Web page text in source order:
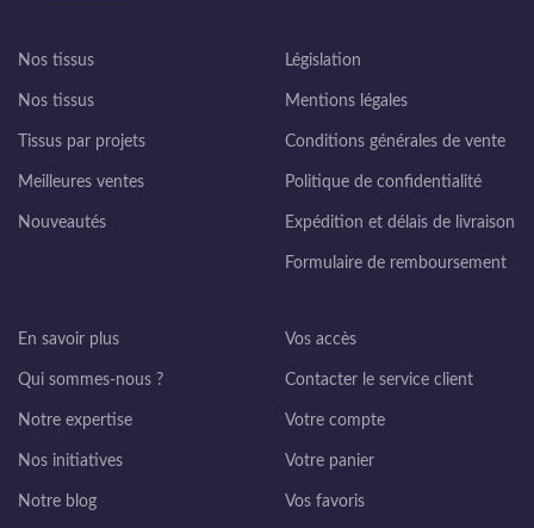
Nos tissus
Nos tissus
Tissus par projets
Meilleures ventes
Nouveautés
Législation
Mentions légales
Conditions générales de vente
Politique de confidentialité
Expédition et délais de livraison
Formulaire de remboursement
En savoir plus
Qui sommes-nous ?
Notre expertise
Nos initiatives
Notre blog
Vos accès
Contacter le service client
Votre compte
Votre panier
Vos favoris